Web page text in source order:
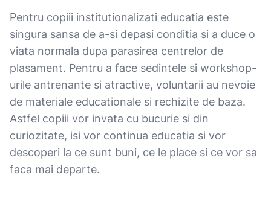
Pentru copiii institutionalizati educatia este
singura sansa de a-si depasi conditia si a duce o
viata normala dupa parasirea centrelor de
plasament. Pentru a face sedintele si workshop-
urile antrenante si atractive, voluntarii au nevoie
de materiale educationale si rechizite de baza.
Astfel copiii vor invata cu bucurie si din
curiozitate, isi vor continua educatia si vor
descoperi la ce sunt buni, ce le place si ce vor sa
faca mai departe.